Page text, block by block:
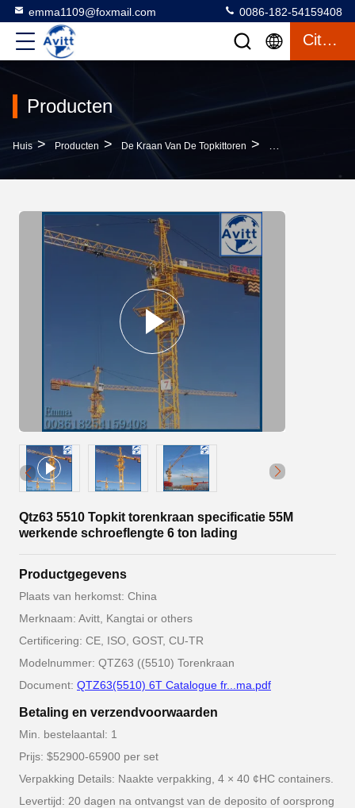
emma1109@foxmail.com 0086-182-54159408
Citaat
Producten
Huis > Producten > De Kraan Van De Topkittoren > Qtz63 5510 Topkit
Qtz63 5510 Topkit torenkraan specificatie 55M
werkende schroeflengte 6 ton lading
Productgegevens
Plaats van herkomst: China
Merknaam: Avitt, Kangtai or others
Certificering: CE, ISO, GOST, CU-TR
Modelnummer: QTZ63 ((5510) Torenkraan
Document: QTZ63(5510) 6T Catalogue fr...ma.pdf
Betaling en verzendvoorwaarden
Min. bestelaantal: 1
Prijs: $52900-65900 per set
Verpakking Details: Naakte verpakking, 4 × 40 ¢HC containers.
Levertijd: 20 dagen na ontvangst van de deposito of oorsprong